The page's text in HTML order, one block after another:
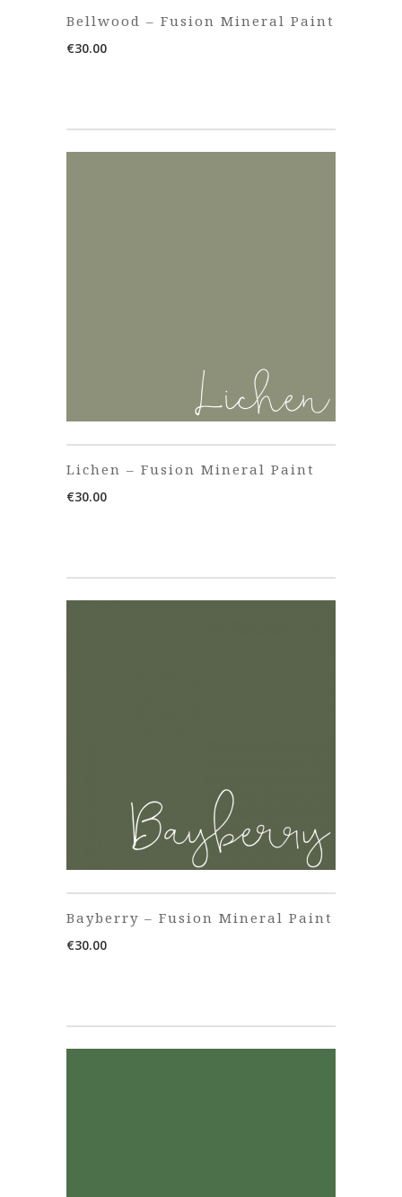
Bellwood – Fusion Mineral Paint
€30.00
Lichen – Fusion Mineral Paint
€30.00
Bayberry – Fusion Mineral Paint
€30.00